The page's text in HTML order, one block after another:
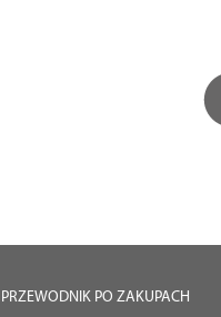
PRZEWODNIK PO ZAKUPACH